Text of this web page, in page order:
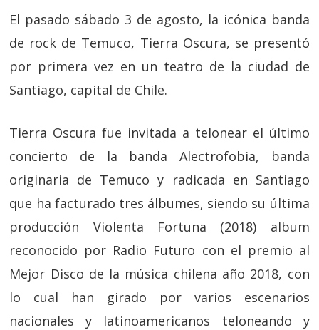
El pasado sábado 3 de agosto, la icónica banda
de rock de Temuco, Tierra Oscura, se presentó
por primera vez en un teatro de la ciudad de
Santiago, capital de Chile.
Tierra Oscura fue invitada a telonear el último
concierto de la banda Alectrofobia, banda
originaria de Temuco y radicada en Santiago
que ha facturado tres álbumes, siendo su última
producción Violenta Fortuna (2018) album
reconocido por Radio Futuro con el premio al
Mejor Disco de la música chilena año 2018, con
lo cual han girado por varios escenarios
nacionales y latinoamericanos teloneando y